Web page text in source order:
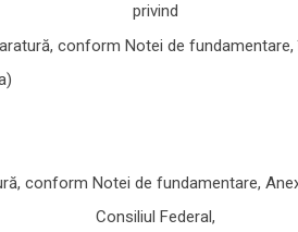
privind
conform Notei de
conform Notei de fundamentare,
Consiliul Federal,